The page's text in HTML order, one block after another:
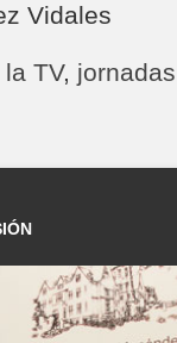
Vidales
TV, jornadas